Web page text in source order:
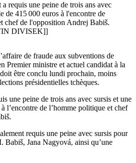
requis une peine de trois ans avec
de 415 000 euros à l'encontre de
chef de l'opposition Andrej Babiš.
DIVISEK]]
de fraude aux subventions de
Premier ministre et actuel candidat à la
être conclu lundi prochain, moins
présidentielles tchèques.
une peine de trois ans avec sursis et une
l’encontre de l’homme politique et chef
requis une peine avec sursis pour
Babiš, Jana Nagyová, ainsi qu’une